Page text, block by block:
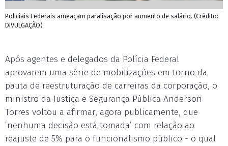
Policiais Federais ameaçam paralisação por aumento de salário. (Crédito:
DIVULGAÇÃO)
Após agentes e delegados da Polícia Federal
aprovarem uma série de mobilizações em torno da
pauta de reestruturação de carreiras da corporação, o
ministro da Justiça e Segurança Pública Anderson
Torres voltou a afirmar, agora publicamente, que
’nenhuma decisão está tomada’ com relação ao
reajuste de 5% para o funcionalismo público - o qual